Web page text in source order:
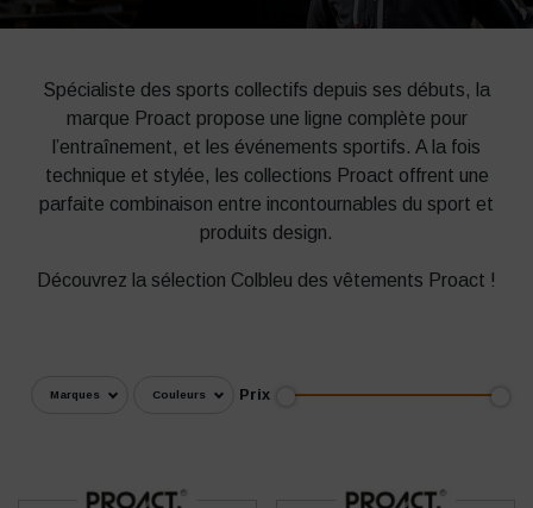
Spécialiste des sports collectifs depuis ses débuts, la
marque Proact propose une ligne complète pour
l’entraînement, et les événements sportifs. A la fois
technique et stylée, les collections Proact offrent une
parfaite combinaison entre incontournables du sport et
produits design.
Découvrez la sélection Colbleu des vêtements Proact !
Marques Couleurs Prix